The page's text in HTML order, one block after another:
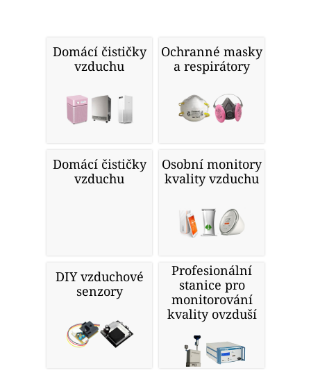
Domácí čističky
vzduchu
Ochranné masky
a respirátory
Domácí čističky
vzduchu
Osobní monitory
kvality vzduchu
DIY vzduchové
senzory
Profesionální
stanice pro
monitorování
kvality ovzduší